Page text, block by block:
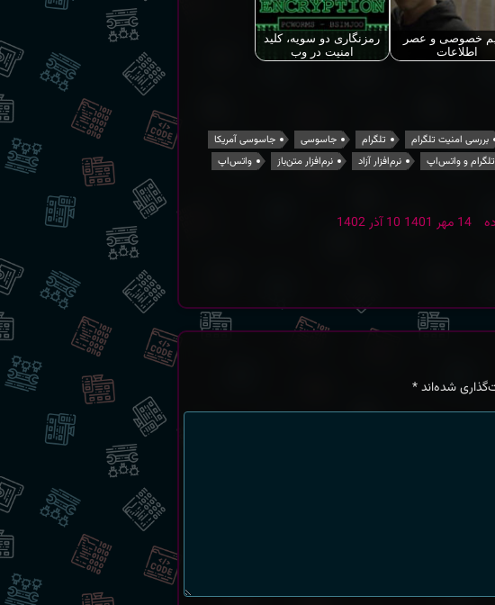
خصوصی و عصر
اطلاعات
رمزنگاری دو سویه، کلید
امنیت در وب
بررسی امنیت تلگرام تلگرام جاسوسی
جاسوسی آمریکا
و واتس‌اپ نرم‌افزار آزاد نرم‌افزار متن‌باز واتس‌اپ
14 مهر 1401 10 آذر 1402
شده‌اند*